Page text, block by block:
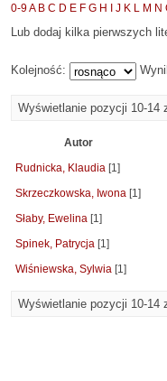
0-9A B C D E F G H J K L M N
Lub dodaj kilka pierwszych
Kolejność:
Wyświetlanie pozycji 10-14
Autor
Rudnicka, Klaudia [1]
Skrzeczkowska, Iwona [1]
Słaby, Ewelina [1]
Spinek, Patrycja [1]
Wiśniewska, Sylwia [1]
Wyświetlanie pozycji 10-14